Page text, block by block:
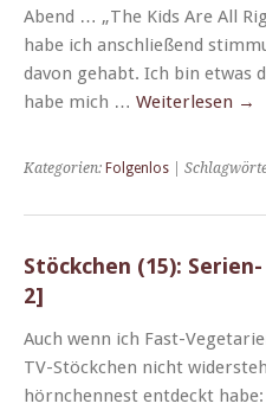
Abend … „The Kids Are All
habe ich anschließend
davon gehabt. Ich bin etwas
habe mich … Weit­er­lesen →
Kategorien: Folgenlos |
Stöckchen (15):
2]
Auch wenn ich Fast-
TV-Stöckchen nicht
hörnchennest ent­deckt